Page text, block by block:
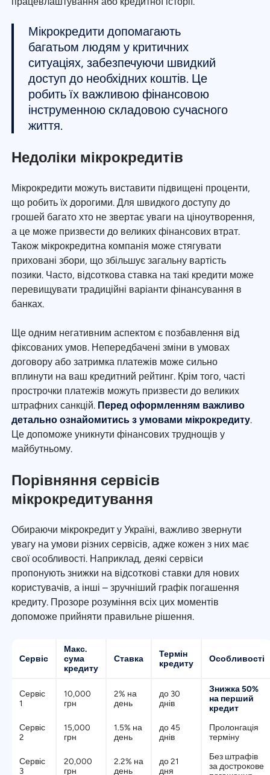
Мікрокредити допомагають
багатьом людям у критичних
ситуаціях, забезпечуючи швидкий
доступ до необхідних коштів. Це
робить їх важливою фінансовою
інструменною складовою сучасного
життя.
Недоліки мікрокредитів
Мікрокредити можуть виставити підвищені проценти,
що робить їх дорогими. Для швидкого доступу до
грошей багато хто не звертає уваги на ціноутворення,
а це може призвести до великих фінансових втрат.
Також мікрокредитна компанія може стягувати
приховані збори, що збільшує загальну вартість
позики. Часто, відсоткова ставка на такі кредити може
перевищувати традиційні варіанти фінансування в
банках.
Ще одним негативним аспектом є позбавлення від
фіксованих умов. Непередбачені зміни в умовах
договору або затримка платежів може сильно
вплинути на ваш кредитний рейтинг. Крім того, часті
прострочки платежів можуть призвести до великих
штрафних санкцій. Перед оформленням важливо
детально ознайомитись з умовами мікрокредиту.
Це допоможе уникнути фінансових труднощів у
майбутньому.
Порівняння сервісів
мікрокредитування
Обираючи мікрокредит у Україні, важливо звернути
увагу на умови різних сервісів, адже кожен з них має
свої особливості. Наприклад, деякі сервіси
пропонують знижки на відсоткові ставки для нових
користувачів, а інші – зручніший графік погашення
кредиту. Прозоре розуміння всіх цих моментів
допоможе прийняти правильне рішення.
Сервіс
Макс.
сума
кредиту
Ставка
Термін
кредиту
Особливості
Сервіс
1
10,000
грн
2% на
день
до 30
днів
Знижка 50%
на перший
кредит
Сервіс
2
15,000
грн
1.5% на
день
до 45
днів
Пролонгація
терміну
Сервіс
3
20,000
грн
2.2% на
день
до 21
дня
Без штрафів
за дострокове